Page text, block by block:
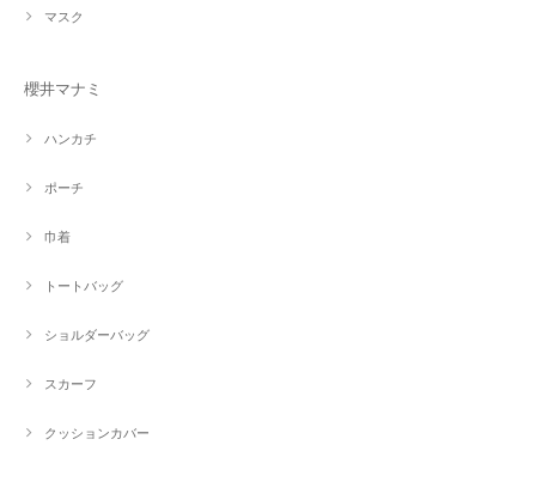
マスク
櫻井マナミ
ハンカチ
ポーチ
巾着
トートバッグ
ショルダーバッグ
スカーフ
クッションカバー